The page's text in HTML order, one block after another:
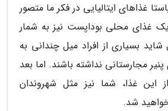
غذاهای ایتالیایی در فکر ما متصور
غذای محلی بوداپست نیز به شمار
بسیاری از افراد میل چندانی به
مجارستانی نداشته باشند. اما بعد
غذا، شما نیز مثل شهروندان
شد.